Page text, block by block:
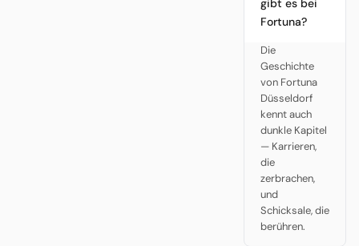
gibt es bei
Fortuna?
Die
Geschichte
von Fortuna
Düsseldorf
kennt auch
dunkle Kapitel
— Karrieren,
die
zerbrachen,
und
Schicksale, die
berühren.